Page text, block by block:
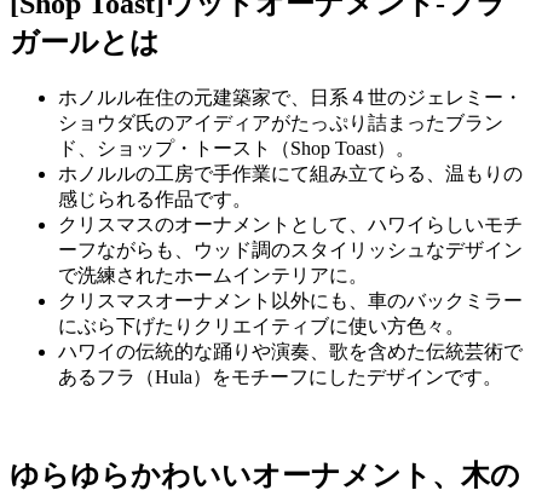
ガールとは
ホノルル在住の元建築家で、日系４世のジェレミー・
ショウダ氏のアイディアがたっぷり詰まったブラン
ド、ショップ・トースト（Shop Toast）。
ホノルルの工房で手作業にて組み立てらる、温もりの
感じられる作品です。
クリスマスのオーナメントとして、ハワイらしいモチ
ーフながらも、ウッド調のスタイリッシュなデザイン
で洗練されたホームインテリアに。
クリスマスオーナメント以外にも、車のバックミラー
にぶら下げたりクリエイティブに使い方色々。
ハワイの伝統的な踊りや演奏、歌を含めた伝統芸術で
あるフラ（Hula）をモチーフにしたデザインです。
ゆらゆらかわいいオーナメント、木の